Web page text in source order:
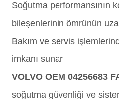
Soğutma performansının
bileşenlerinin ömrünün
Bakım ve servis
imkanı sunar
VOLVO OEM 04256683
soğutma güvenliği ve